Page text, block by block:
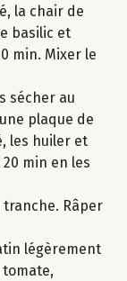
la chair de
basilic et
min. Mixer le
sécher au
plaque de
les huiler et
min en les
tranche. Râper
légèrement